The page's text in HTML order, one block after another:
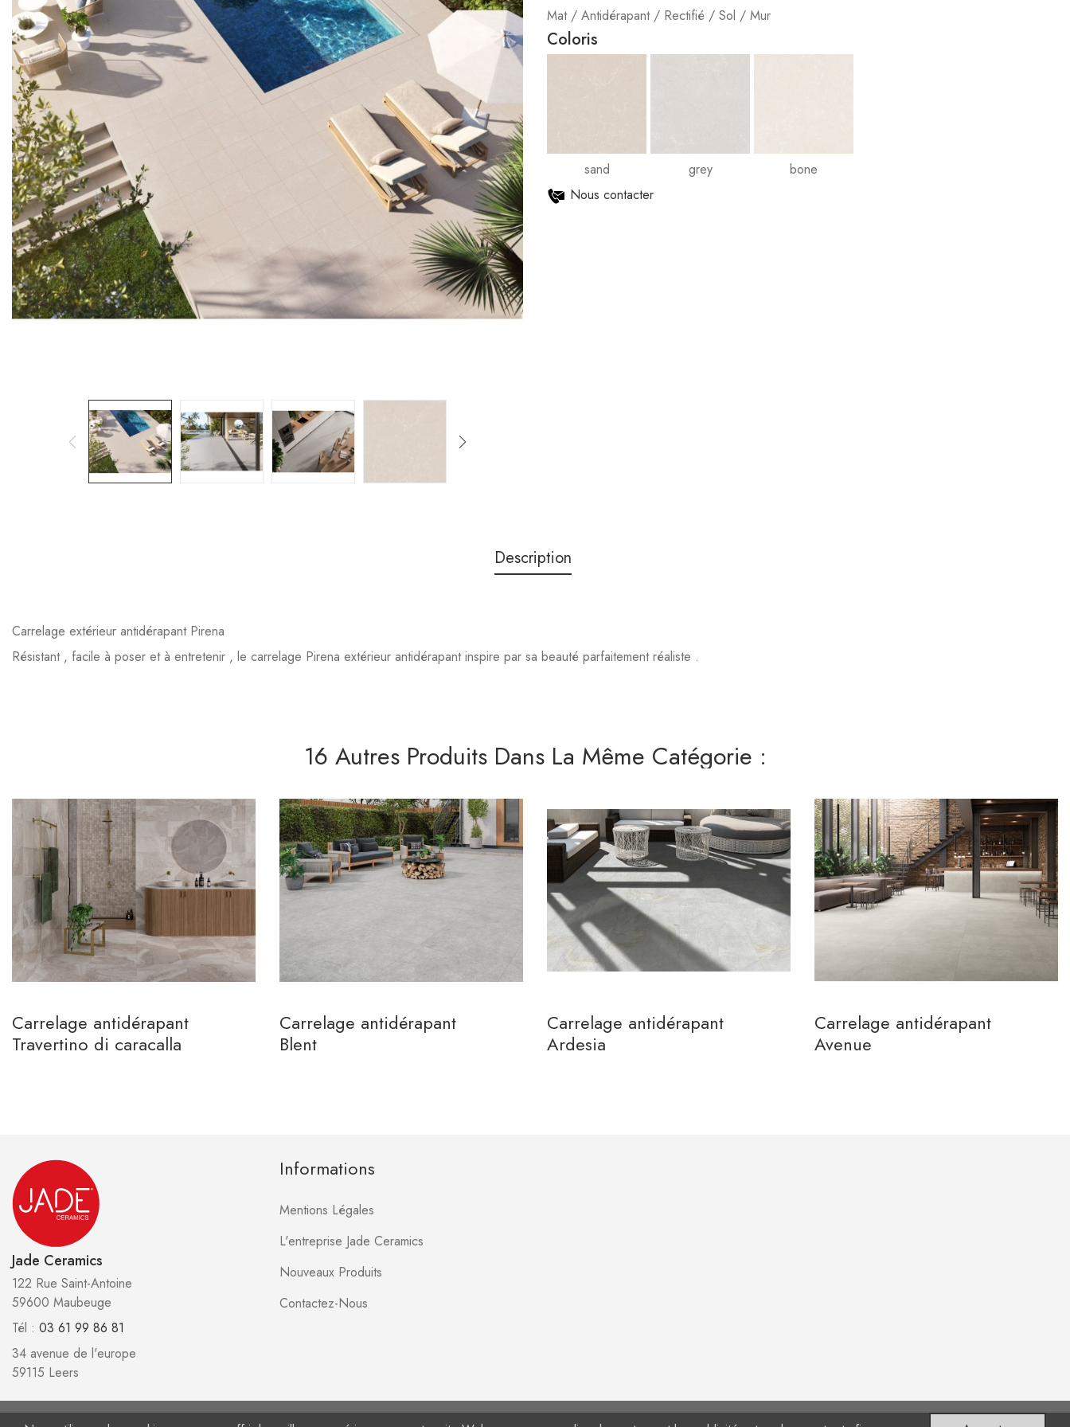
Mat / Antidérapant / Rectifié / Sol / Mur
Coloris
sand grey
bone
Nous contacter
Description
Carrelage extérieur antidérapant Pirena
Résistant , facile à poser et à entretenir , le carrelage Pirena extérieur antidérapant inspire par sa beauté parfaitement réaliste .
16 Autres Produits Dans La Même Catégorie :
Carrelage antidérapant
Travertino di caracalla
Carrelage antidérapant
Blent
Carrelage antidérapant
Ardesia
Carrelage antidérapant
Avenue
Jade Ceramics
122 Rue Saint-Antoine
59600 Maubeuge
Tél : 03 61 99 86 81
34 avenue de l'europe
59115 Leers
Informations
Mentions Légales
L'entreprise Jade Ceramics
Nouveaux Produits
Contactez-Nous